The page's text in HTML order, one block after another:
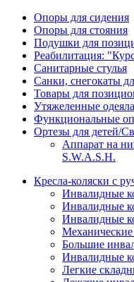
Опоры для сидения
Опоры для стояния
Подушки для
Реабилитация:
Санитарные стулья
Санки, снегокаты
Товары для
Утяжеленные одеяла
Функциональные
Ортезы для детей/
Аппарат на
S.W.A.S.H.
Кресла-коляски с
Инвалидные
Инвалидные
Инвалидные
Механические
Большие
Инвалидные
Легкие